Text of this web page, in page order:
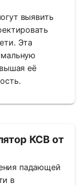
выявить
Эта
её
КСВ от
падающей
в